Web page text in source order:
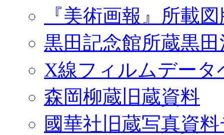
『美術画報』所載
黒田記念館所蔵黒
X線フィルムデータ
森岡柳蔵旧蔵資料
國華社旧蔵写真資